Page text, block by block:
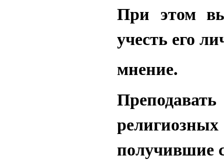
При этом
учесть его
мнение.
получившие